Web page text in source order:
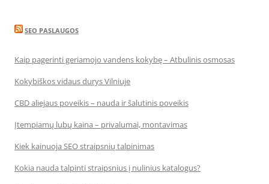
SEO PASLAUGOS
Kaip pagerinti geriamojo vandens kokybę – Atbulinis osmosas
Kokybiškos vidaus durys Vilniuje
CBD aliejaus poveikis – nauda ir šalutinis poveikis
Įtempiamų lubų kaina – privalumai, montavimas
Kiek kainuoja SEO straipsnių talpinimas
Kokia nauda talpinti straipsnius į nulinius katalogus?